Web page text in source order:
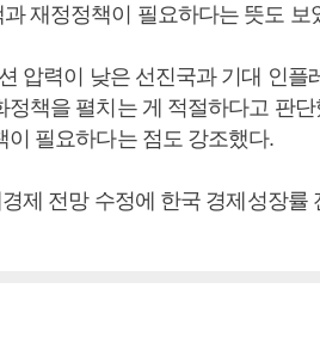
재정정책이 필요하다는 뜻도 보
압력이 낮은 선진국과 기대 인
정책을 펼치는 게 적절하다고 판
이 필요하다는 점도 강조했다.
제 전망 수정에 한국 경제성장